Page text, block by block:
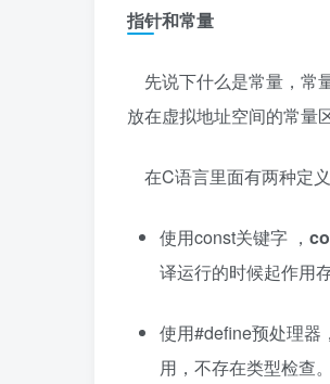
指针和常量
先说下什么是常量，常
放在虚拟地址空间的常量区
在C语言里面有两种定义
使用const关键字 ，
译运行的时候起作用
使用#define预处理器，
用，不存在类型检查。